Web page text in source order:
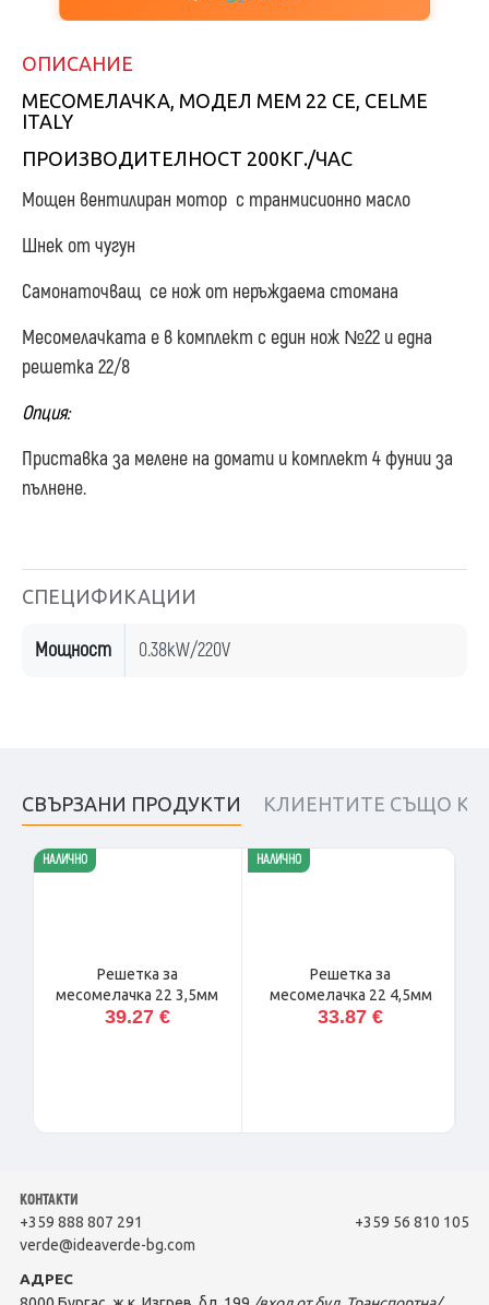
ОПИСАНИЕ
МЕСОМЕЛАЧКА, МОДЕЛ MEM 22 CE, CELME
ITALY
ПРОИЗВОДИТЕЛНОСТ 200КГ./ЧАС
Mощен вентилиран мотор с транмисионно масло
Шнек от чугун
Самонаточващ се нож от неръждаема стомана
Месомелачката е в комплект с един нож №22 и една
решетка 22/8
Опция:
Приставка за мелене на домати и комплект 4 фунии за
пълнене.
СПЕЦИФИКАЦИИ
Мощност 0.38kW/220V
СВЪРЗАНИ ПРОДУКТИ КЛИЕНТИТЕ СЪЩО
НАЛИЧНО
Решетка за
месомелачка 22 3,5мм
39.27 €
НАЛИЧНО
Решетка за
месомелачка 22 4,5мм
33.87 €
КОНТАКТИ
+359 888 807 291
+359 56 810 105
verde@ideaverde-bg.com
АДРЕС